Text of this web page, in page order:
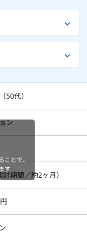
50代）
ン
期間／約2ヶ月）
とで、
す